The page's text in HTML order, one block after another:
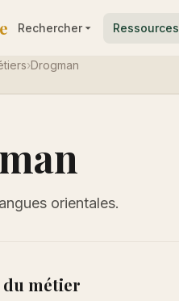
Rechercher Ressources
›Drogman
orientales.
métier